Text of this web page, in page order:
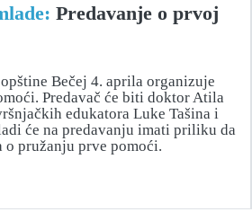
Predavanje o prvoj
Bečej 4. aprila organizuje
Predavač će biti doktor Atila
edukatora Luke Tašina i
će na predavanju imati priliku da
o pružanju prve pomoći.